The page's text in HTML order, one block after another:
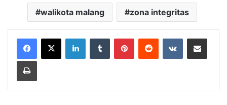
walikota malang zona integritas
LinkedInTumblr PinterestReddit VKontakteShare via Email
Print